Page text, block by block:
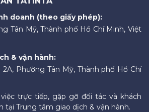
doanh (theo giấy phép):
Tân Mỹ, Thành phố Hồ Chí Minh, Việt
& vận hành:
Phường Tân Mỹ, Thành phố Hồ Chí
trực tiếp, gặp gỡ đối tác và khách
tại Trung tâm giao dịch & vận hành.